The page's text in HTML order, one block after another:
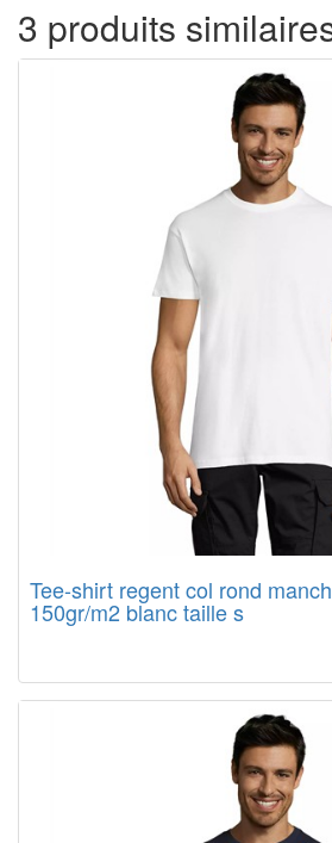
3 produits
Tee-shirt regent col rond
150gr/m2 blanc taille s